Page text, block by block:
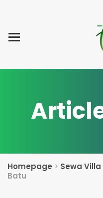
Blog Post
Homepage > Sewa
Batu